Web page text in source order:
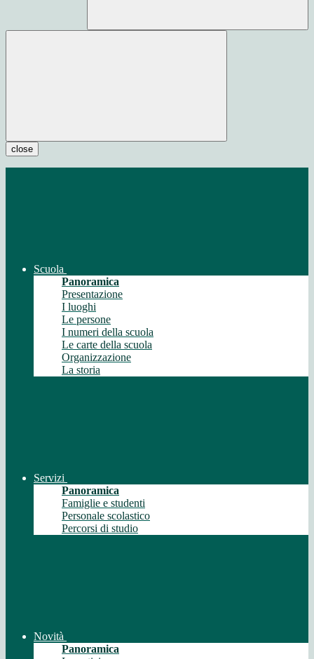
close
Scuola
Panoramica
Presentazione
I luoghi
Le persone
I numeri della scuola
Le carte della scuola
Organizzazione
La storia
Servizi
Panoramica
Famiglie e studenti
Personale scolastico
Percorsi di studio
Novità
Panoramica